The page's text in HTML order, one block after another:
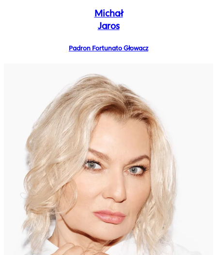
Michał
Jaros
Padron Fortunato Głowacz